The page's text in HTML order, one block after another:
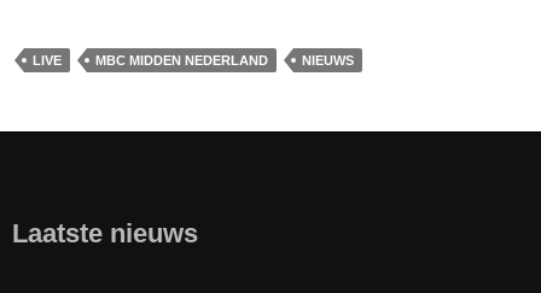
LIVE MBC MIDDEN NEDERLAND NIEUWS
Laatste nieuws